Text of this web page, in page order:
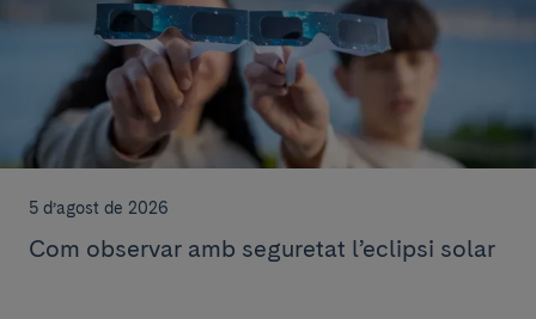
5 d’agost de 2026
Com observar amb seguretat l’eclipsi solar